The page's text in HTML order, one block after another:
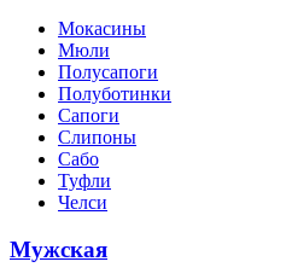
Мокасины
Мюли
Полусапоги
Полуботинки
Сапоги
Слипоны
Сабо
Туфли
Челси
Мужская